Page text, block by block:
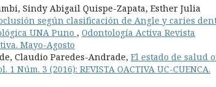
Sindy Abigail Quispe-Zapata, Esther Julia
según clasificación de Angle y caries
UNA Puno , Odontología Activa Revista
Mayo-Agosto
Claudio Paredes-Andrade, El estado de salud
Núm. 3 (2016): REVISTA OACTIVA UC-CUENCA.